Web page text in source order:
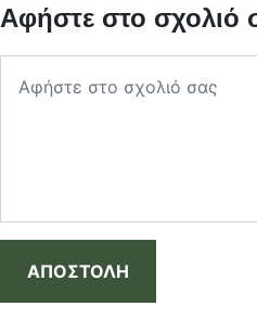
Αφήστε στο σχολιό
ΑΠΟΣΤΟΛΗ